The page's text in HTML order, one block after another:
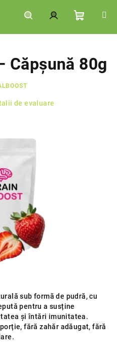
de
sub formă de pudră, cu
pentru a susține
și întări imunitatea.
fără zahăr adăugat, fără
Căpșună 80g
de evaluare